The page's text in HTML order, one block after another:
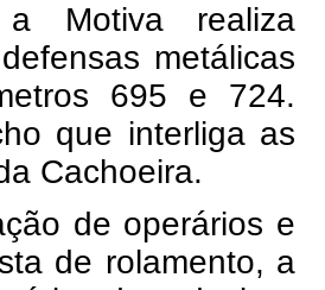
Motiva realiza
metálicas
695 e 724.
que interliga as
Cachoeira.
de operários e
de rolamento, a